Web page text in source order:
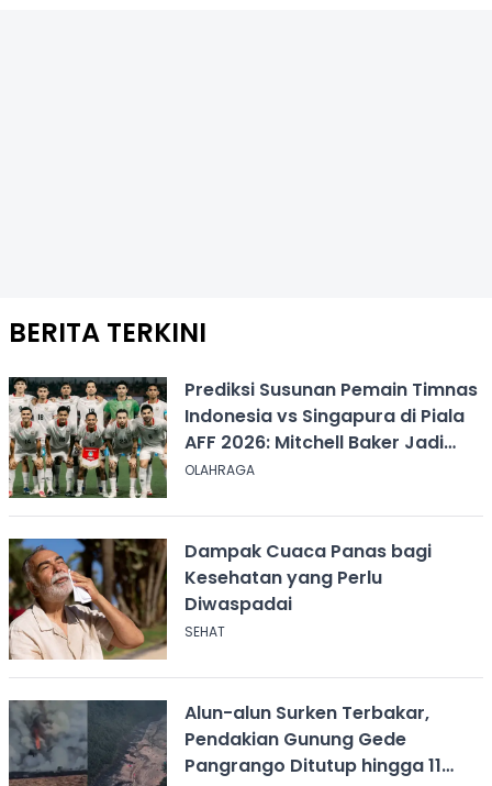
BERITA TERKINI
Prediksi Susunan Pemain Timnas
Indonesia vs Singapura di Piala
AFF 2026: Mitchell Baker Jadi
Andalan Lini Depan
OLAHRAGA
Dampak Cuaca Panas bagi
Kesehatan yang Perlu
Diwaspadai
SEHAT
Alun-alun Surken Terbakar,
Pendakian Gunung Gede
Pangrango Ditutup hingga 11